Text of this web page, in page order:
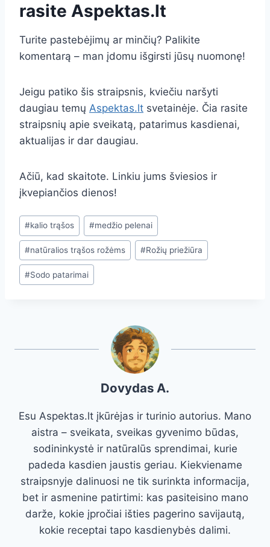
rasite Aspektas.lt
Turite pastebėjimų ar minčių? Palikite
komentarą – man įdomu išgirsti jūsų nuomonę!
Jeigu patiko šis straipsnis, kviečiu naršyti
daugiau temų Aspektas.lt svetainėje. Čia rasite
straipsnių apie sveikatą, patarimus kasdienai,
aktualijas ir dar daugiau.
Ačiū, kad skaitote. Linkiu jums šviesios ir
įkvepiančios dienos!
Post
Tags:
#kalio trąšos #medžio pelenai
#natūralios trąšos rožėms #Rožių priežiūra
#Sodo patarimai
Dovydas A.
Esu Aspektas.lt įkūrėjas ir turinio autorius. Mano
aistra – sveikata, sveikas gyvenimo būdas,
sodininkystė ir natūralūs sprendimai, kurie
padeda kasdien jaustis geriau. Kiekviename
straipsnyje dalinuosi ne tik surinkta informacija,
bet ir asmenine patirtimi: kas pasiteisino mano
darže, kokie įpročiai išties pagerino savijautą,
kokie receptai tapo kasdienybės dalimi.